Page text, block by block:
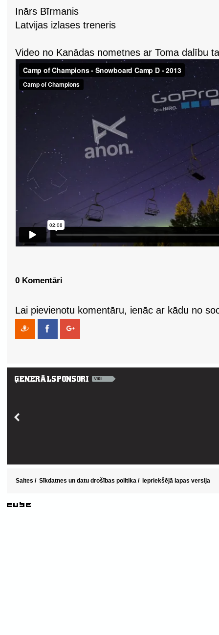
Inārs Bīrmanis
Latvijas izlases treneris
Video no Kanādas nometnes ar Toma dalību
0 Komentāri
Lai pievienotu komentāru, ienāc ar kādu no
Saites / Sīkdatnes un datu drošības politika / Iepriekšējā lapas versija